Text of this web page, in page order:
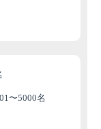
〜5000名